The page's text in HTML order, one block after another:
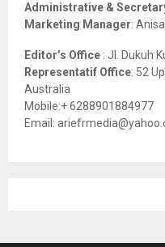
Administrative &
Marketing Manager:
Editor’s Office : Jl. Dukuh
Representatif Office: 52
Australia
Mobile:+ 6288901884977
Email: